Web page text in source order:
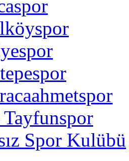
Spor Kulübü